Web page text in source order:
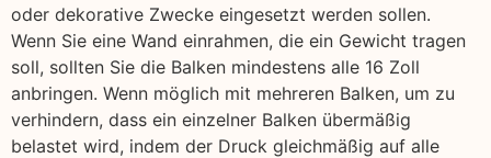
oder dekorative Zwecke eingesetzt werden sollen.
Wenn Sie eine Wand einrahmen, die ein Gewicht tragen
soll, sollten Sie die Balken mindestens alle 16 Zoll
anbringen. Wenn möglich mit mehreren Balken, um zu
verhindern, dass ein einzelner Balken übermäßig
belastet wird, indem der Druck gleichmäßig auf alle